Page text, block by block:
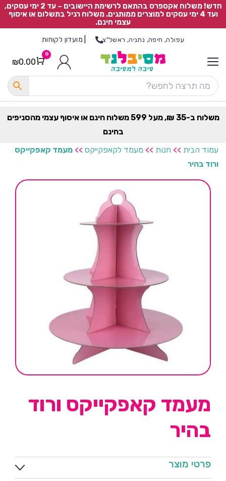
חדש! משלוח אקספרס בהתאם לרשימת היישובים – עד 2 ימי עסקים,
ועד 4 ימי עסקים למוצרים ממותגים. משלוח רגיל בתשלום או איסוף
עצמי חינם.
עפולה, חיפה, נתניה, ראשל"צ מועדון לקוחות
Cart
0
₪0.00
משלוח ב-35 ₪, מעל 599 משלוח חינם או איסוף עצמי מהסניפים
בחינם
עמוד הבית >> חנות >> מעמד לקאפקייקס >> מעמד קאפקייקס
ורוד בהיר
מעמד קאפקייקס ורוד
בהיר
פרטי מוצר